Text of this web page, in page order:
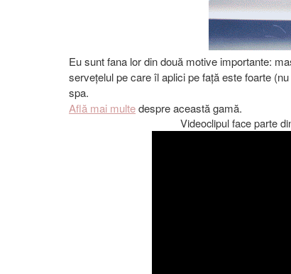
Eu sunt fana lor din două motive importante:
servețelul pe care îl aplici pe față este foarte
spa.
Află mai multedespre această gamă.
Videoclipul face parte